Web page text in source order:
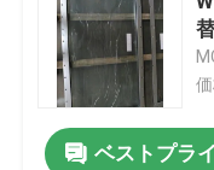
ベストプラ